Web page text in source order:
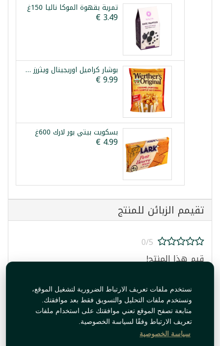
نستخدم ملفات تعريف الارتباط الضرورية لتشغيل الموقع،
ونستخدم ملفات التحليل والتسويق فقط بعد موافقتك.
متابعة تصفح الموقع تعني موافقتك على استخدام ملفات
تعريف الارتباط وفقًا لسياسة الخصوصية.
سياسة الخصوصية
تمرية بقهوة الموكا نالیا 150غ
بوشار كراميل اوريجينال ويثررز 624غ
بسكويت بيتي بور لارك 600غ
تقيمم الزبائن للمنتج
0/5
قيم هذا المنتج!
قيم المنتج